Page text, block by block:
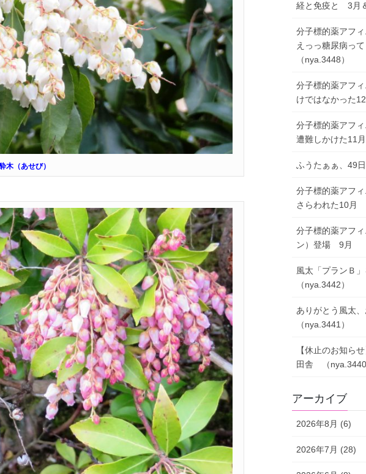
木（あせび）
経と免疫と 3月
分子標的薬アフ
えっっ糖尿病っ
（nya.3448）
分子標的薬アフ
けではなかった
分子標的薬アフ
遭難しかけた11
ふうたぁぁ、49
分子標的薬アフ
さらわれた10月
分子標的薬アフ
ン）登場 9月 （
風太「プランＢ
（nya.3442）
ありがとう風太
（nya.3441）
【休止のお知ら
田舎 （nya.3440
アーカイブ
2026年8月 (6)
2026年7月 (28)